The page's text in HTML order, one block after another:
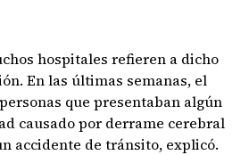
hospitales refieren a dicho
En las últimas semanas, el
que presentaban algún
causado por derrame cerebral
accidente de tránsito, explicó.